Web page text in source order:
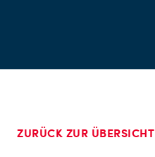
ZURÜCK ZUR ÜBERSICHT